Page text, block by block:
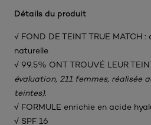
Détails du produit
√ FOND DE TEINT TRUE MATCH
naturelle​
√ 99.5% ONT TROUVÉ LEUR
évaluation, 211 femmes, réalisée
teintes).
√ FORMULE enrichie en acide
√ SPF 16